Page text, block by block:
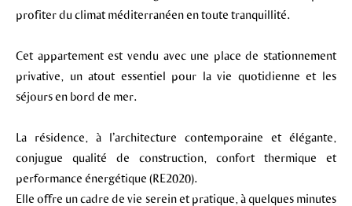
profiter du climat méditerranéen en toute tranquillité.
Cet appartement est vendu avec une place de stationnement
privative, un atout essentiel pour la vie quotidienne et les
séjours en bord de mer.
La résidence, à l’architecture contemporaine et élégante,
conjugue qualité de construction, confort thermique et
performance énergétique (RE2020).
Elle offre un cadre de vie serein et pratique, à quelques minutes